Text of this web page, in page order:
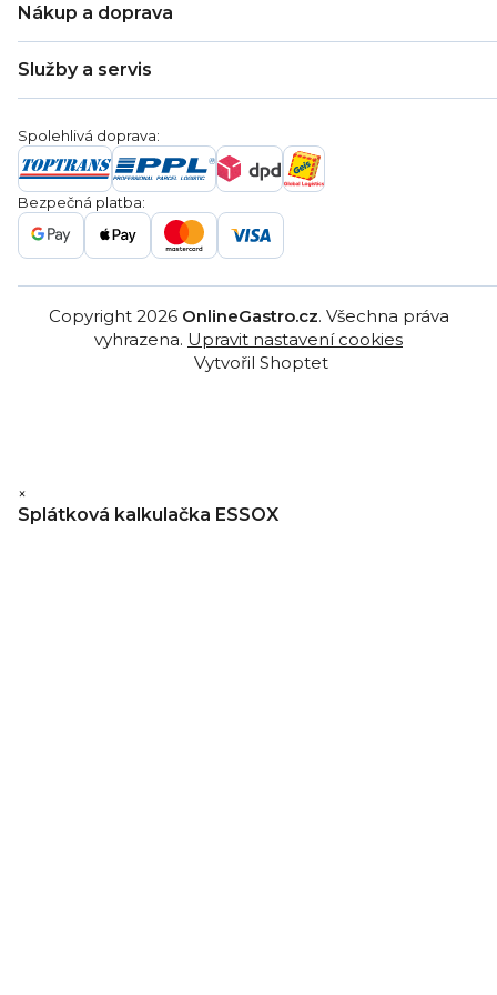
Kontakty
Věrnostní program
Blog
Nákup a doprava
Záruka
Ochrana osobních údajů
Reklamační řády
Služby a servis
Servis a reklamace
Poptávka
Gastro projekty
Značky
Gastro velkoobchod
Spolehlivá doprava:
Bezpečná platba:
Vytvořil Shoptet
Copyright 2026 OnlineGastro.cz. Všechna práva
vyhrazena. Upravit nastavení cookies
×
Splátková kalkulačka ESSOX